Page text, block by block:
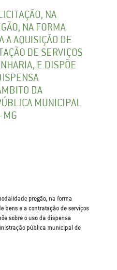
NA
NA FORMA
A AQUISIÇÃO DE
DE SERVIÇOS
E DISPÕE
DA
MUNICIPAL
MG
pregão, na forma
bens e a contratação de serviços
sobre o uso da dispensa
pública municipal de